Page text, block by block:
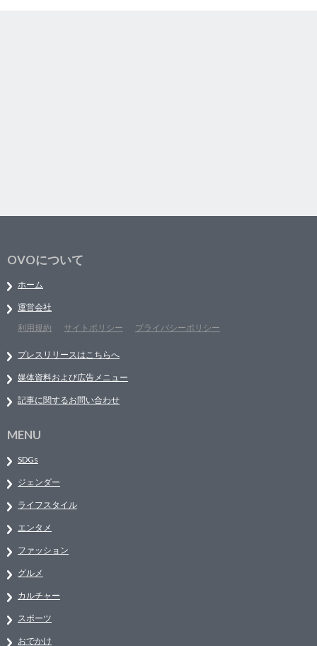
OVOについて
ホーム
運営会社
利用規約
サイトポリシー プライバシーポリシー
プレスリリースはこちらへ
媒体資料および広告メニュー
記事に関するお問い合わせ
MENU
SDGs
ジェンダー
ライフスタイル
エンタメ
ファッション
グルメ
カルチャー
スポーツ
おでかけ